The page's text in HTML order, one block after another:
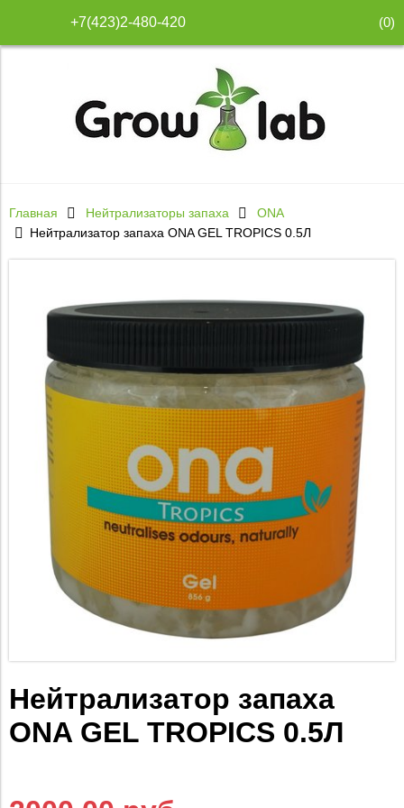
+7(423)2-480-420 (0)
Главная Нейтрализаторы запаха
ONA
Нейтрализатор запаха ONA GEL TROPICS 0.5Л
Нейтрализатор запаха
ONA GEL TROPICS 0.5Л